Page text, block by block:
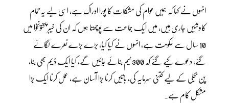
انہوں نے کہا کہ ہمیں عوام کی مشکلات کا پورا ادراک ہے، اسی لیے یہ تمام
کاوشیں جاری ہیں، میں ایک جماعت سے پوچھتا ہوں کہ ان کی خیبر پختونخوا میں
10 سال سے حکومت ہے، انہوں نے کیا کیا، بڑے بڑے نعرے لگائے
گئے، دعوے کیے گئے کہ 300 ٹیم بنائے جائیں گے، کیا ایک ڈیم بھی بنا،
پن بجلی کے لیے کتنی سرمایہ کی، باتیں کرنا بڑا آسان ہے، عمل کرنا ایک بڑا
مشکل کام ہے۔